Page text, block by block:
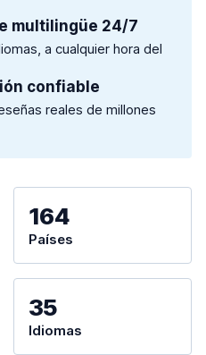
multilingüe 24/7
a cualquier hora del
confiable
reales de millones
164
Países
35
Idiomas